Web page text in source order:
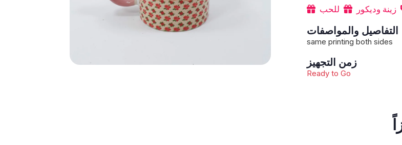
للحب زينة وديكور
التفاصيل والمواصفات
same printing both sides
زمن التجهيز
Ready to Go